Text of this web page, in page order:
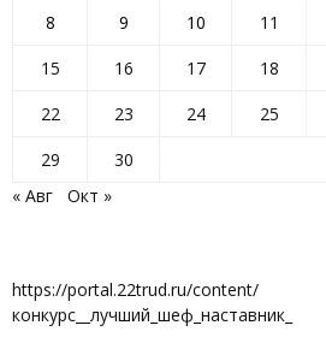
8
9 10 11
15
16 17 18
22
23 24 25
29
30
« Авг
Окт »
https://portal.22trud.ru/content/
конкурс__лучший_шеф_наставник_